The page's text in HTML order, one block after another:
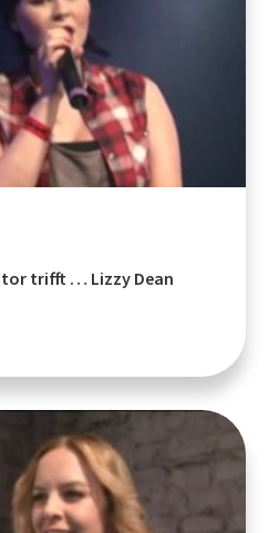
trifft … Lizzy Dean